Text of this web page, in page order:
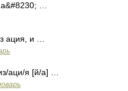
…
ация, и …
аци/я [й/а] …